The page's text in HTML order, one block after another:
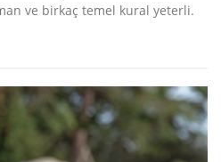
ve birkaç temel kural yeterli.